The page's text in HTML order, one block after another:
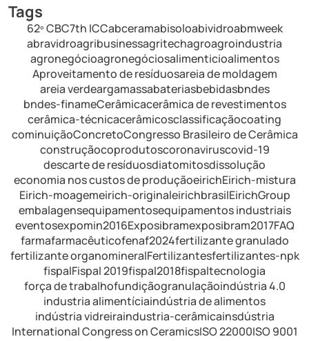
Tags
62º CBC7th ICCabceramabisoloabividroabmweek
abravidroagribusinessagritechagroagroindustria
agronegócioagronegóciosalimenticioalimentos
Aproveitamento de resíduosareia de moldagem
areia verdeargamassabateriasbebidasbndes
bndes-finameCerâmicacerâmica de revestimentos
cerâmica-técnicacerâmicosclassificaçãocoating
cominuiçãoConcretoCongresso Brasileiro de Cerâmica
construçãocoprodutoscoronaviruscovid-19
descarte de resíduosdiatomitosdissolução
economia nos custos de produçãoeirichEirich-mistura
Eirich-moagemeirich-originaleirichbrasilEirichGroup
embalagensequipamentosequipamentos industriais
eventosexpomin2016Exposibramexposibram2017FAQ
farmafarmacêuticofenaf2024fertilizante granulado
fertilizante organomineralFertilizantesfertilizantes-npk
fispalFispal 2019fispal2018fispaltecnologia
força de trabalhofundiçãogranulaçãoindústria 4.0
industria alimentíciaindústria de alimentos
indústria vidreiraindustria-cerâmicainsdústria
International Congress on CeramicsISO 22000ISO 9001